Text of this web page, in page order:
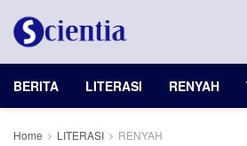
BERITA LITERASI RENYAH
Home LITERASI RENYAH